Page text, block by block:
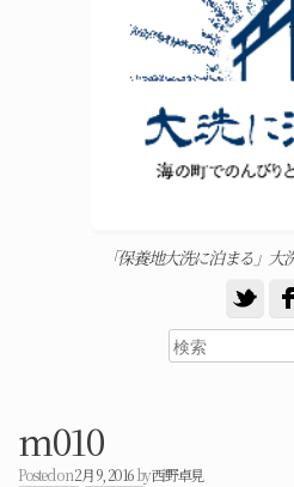
「保養地大洗に泊まる」
m010
Posted on2月 9, 2016by西野卓見